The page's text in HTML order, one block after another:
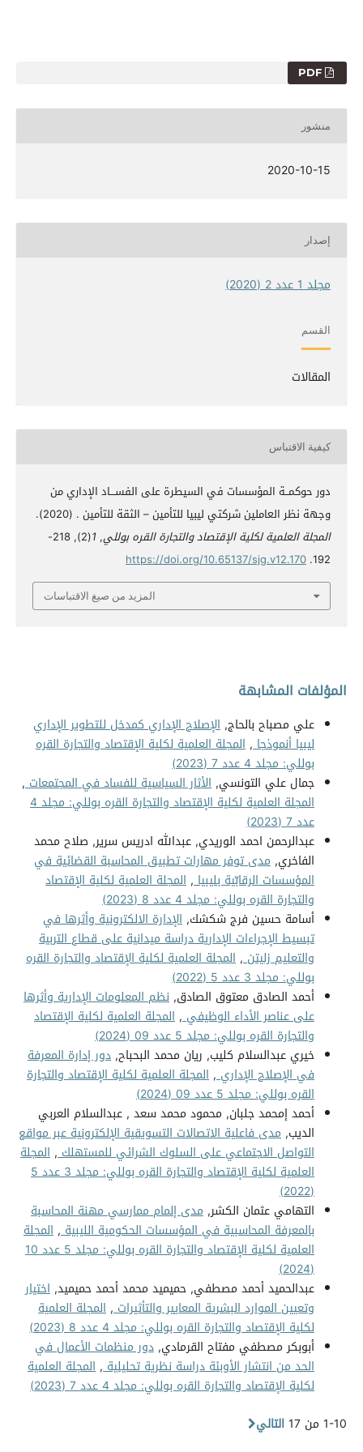
PDF
منشور
2020-10-15
إصدار
مجلد 1 عدد 2 (2020)
القسم
المقالات
كيفية الاقتباس
دور حوكمــة المؤسسات في السيطرة على الفســـاد الإداري من
وجهة نظر العاملين شركتي ليبيا للتأمين – الثقة للتأمين . (2020).
المجلة العلمية لكلية الإقتصاد والتجارة القره بوللي,
1
(2), 218-
192.
https://doi.org/10.65137/sjg.v12.170
المزيد من صيغ الاقتباسات
المؤلفات المشابهة
علي مصباح بالحاج, الإصلاح الإداري كمدخل للتطوير الإداري
ليبيا أنموذجا, المجلة العلمية لكلية الإقتصاد والتجارة القره
بوللي: مجلد 4 عدد 7 (2023)
جمال علي التونسي, الأثار السياسية للفساد في المجتمعات,
المجلة العلمية لكلية الإقتصاد والتجارة القره بوللي: مجلد 4
عدد 7 (2023)
عبدالرحمن احمد الوريدي, عبدالله ادريس سرير, صلاح محمد
الفاخري, مدى توفر مهارات تطبيق المحاسبة القضائية في
المؤسسات الرقابّية بليبيا, المجلة العلمية لكلية الإقتصاد
والتجارة القره بوللي: مجلد 4 عدد 8 (2023)
أسامة حسين فرج شكشك, الإدارة الالكترونية وأثرها في
تبسيط الإجراءات الإدارية دراسة ميدانية على قطاع التربية
والتعليم زليتن, المجلة العلمية لكلية الإقتصاد والتجارة القره
بوللي: مجلد 3 عدد 5 (2022)
أحمد الصادق معتوق الصادق, نظم المعلومات الإدارية وأثرها
على عناصر الأداء الوظيفي, المجلة العلمية لكلية الإقتصاد
والتجارة القره بوللي: مجلد 5 عدد 09 (2024)
خيري عبدالسلام كليب, ريان محمد البحباح, دور إدارة المعرفة
في الإصلاح الإداري, المجلة العلمية لكلية الإقتصاد والتجارة
القره بوللي: مجلد 5 عدد 09 (2024)
أحمد إمحمد جلبان, محمود محمد سعد , عبدالسلام العربي
الديب, مدى فاعلية الاتصالات التسويقية الإلكترونية عبر مواقع
التواصل الاجتماعي على السلوك الشرائي للمستهلك, المجلة
العلمية لكلية الإقتصاد والتجارة القره بوللي: مجلد 3 عدد 5
(2022)
التهامي عثمان الكشر, مدى إلمام ممارسي مهنة المحاسبة
بالمعرفة المحاسبية في المؤسسات الحكومية الليبية, المجلة
العلمية لكلية الإقتصاد والتجارة القره بوللي: مجلد 5 عدد 10
(2024)
عبدالحميد أحمد مصطفي, حميميد محمد أحمد حميميد, اختيار
وتعيين الموارد البشرية المعايير والتأثيرات, المجلة العلمية
لكلية الإقتصاد والتجارة القره بوللي: مجلد 4 عدد 8 (2023)
أبوبكر مصطفي مفتاح القرمادي, دور منظمات الأعمال في
الحد من انتشار الأوبئة دراسة نظرية تحليلية, المجلة العلمية
لكلية الإقتصاد والتجارة القره بوللي: مجلد 4 عدد 7 (2023)
1-10 من 17
التالي